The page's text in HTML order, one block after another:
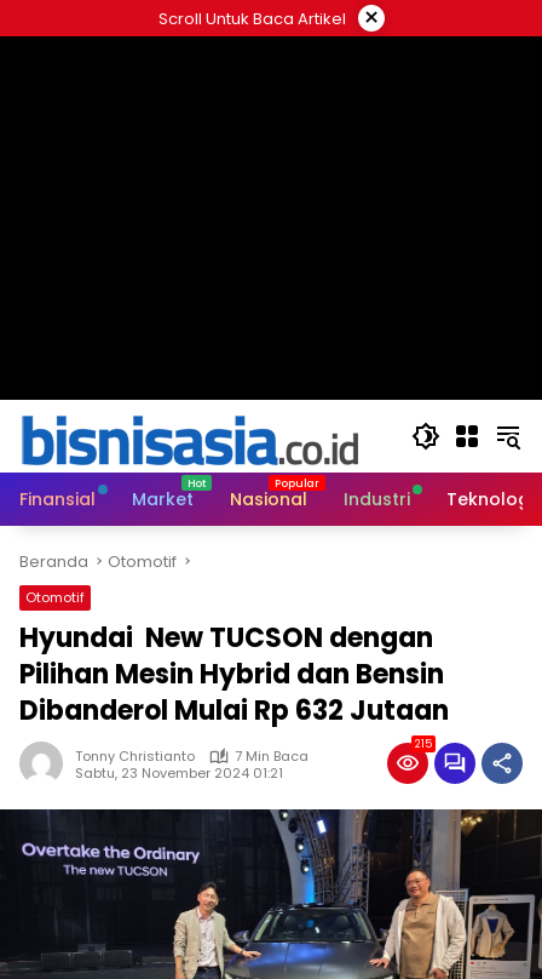
ke
Scroll Untuk Baca Artikel ×
Finansial Market Nasional Industri Teknologi
Beranda Otomotif
Otomotif
Hyundai New TUCSON dengan
Pilihan Mesin Hybrid dan Bensin
Dibanderol Mulai Rp 632 Jutaan
Tonny Christianto
7 Min Baca
Sabtu, 23 November 2024 01:21
215